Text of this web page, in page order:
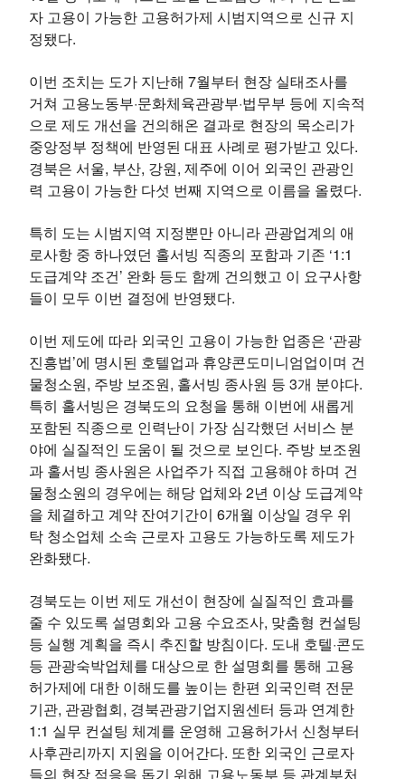
자 고용이 가능한 고용허가제 시범지역으로 신규 지
정됐다.
이번 조치는 도가 지난해 7월부터 현장 실태조사를
거쳐 고용노동부·문화체육관광부·법무부 등에 지속적
으로 제도 개선을 건의해온 결과로 현장의 목소리가
중앙정부 정책에 반영된 대표 사례로 평가받고 있다.
경북은 서울, 부산, 강원, 제주에 이어 외국인 관광인
력 고용이 가능한 다섯 번째 지역으로 이름을 올렸다.
특히 도는 시범지역 지정뿐만 아니라 관광업계의 애
로사항 중 하나였던 홀서빙 직종의 포함과 기존 ‘1:1
도급계약 조건’ 완화 등도 함께 건의했고 이 요구사항
들이 모두 이번 결정에 반영됐다.
이번 제도에 따라 외국인 고용이 가능한 업종은 ‘관광
진흥법’에 명시된 호텔업과 휴양콘도미니엄업이며 건
물청소원, 주방 보조원, 홀서빙 종사원 등 3개 분야다.
특히 홀서빙은 경북도의 요청을 통해 이번에 새롭게
포함된 직종으로 인력난이 가장 심각했던 서비스 분
야에 실질적인 도움이 될 것으로 보인다. 주방 보조원
과 홀서빙 종사원은 사업주가 직접 고용해야 하며 건
물청소원의 경우에는 해당 업체와 2년 이상 도급계약
을 체결하고 계약 잔여기간이 6개월 이상일 경우 위
탁 청소업체 소속 근로자 고용도 가능하도록 제도가
완화됐다.
경북도는 이번 제도 개선이 현장에 실질적인 효과를
줄 수 있도록 설명회와 고용 수요조사, 맞춤형 컨설팅
등 실행 계획을 즉시 추진할 방침이다. 도내 호텔·콘도
등 관광숙박업체를 대상으로 한 설명회를 통해 고용
허가제에 대한 이해도를 높이는 한편 외국인력 전문
기관, 관광협회, 경북관광기업지원센터 등과 연계한
1:1 실무 컨설팅 체계를 운영해 고용허가서 신청부터
사후관리까지 지원을 이어간다. 또한 외국인 근로자
들의 현장 적응을 돕기 위해 고용노동부 등 관계부처